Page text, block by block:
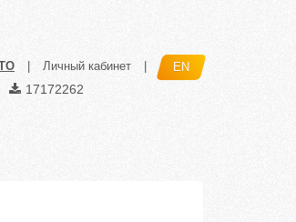
Личный кабинет EN
17172262